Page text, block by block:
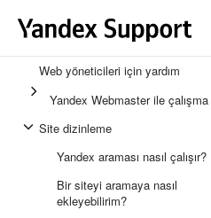
Web yöneticileri için yardım
Yandex Webmaster ile çalışma
Site dizinleme
Yandex araması nasıl çalışır?
Bir siteyi aramaya nasıl
ekleyebilirim?